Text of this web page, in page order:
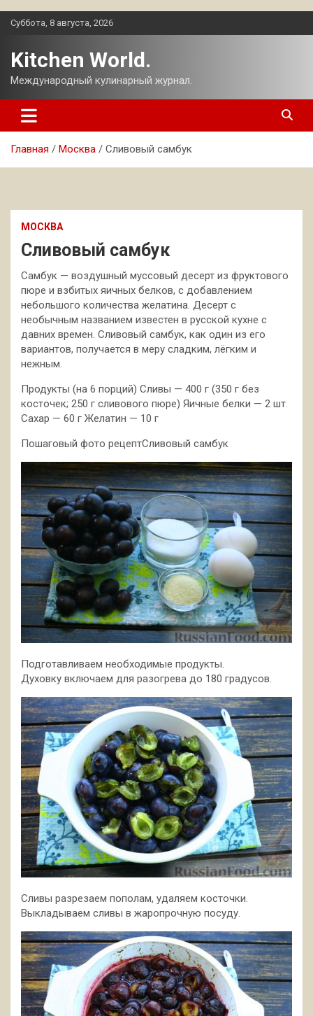
Перейти
Суббота, 8 августа, 2026
Kitchen World.
Международный кулинарный журнал.
Главная Москва Сливовый самбук
МОСКВА
Сливовый самбук
Самбук — воздушный муссовый десерт из фруктового
пюре и взбитых яичных белков, с добавлением
небольшого количества желатина. Десерт с
необычным названием известен в русской кухне с
давних времен. Сливовый самбук, как один из его
вариантов, получается в меру сладким, лёгким и
нежным.
Продукты (на 6 порций) Сливы — 400 г (350 г без
косточек; 250 г сливового пюре) Яичные белки — 2 шт.
Сахар — 60 г Желатин — 10 г
Пошаговый фото рецептСливовый самбук
Подготавливаем необходимые продукты.
Духовку включаем для разогрева до 180 градусов.
Сливы разрезаем пополам, удаляем косточки.
Выкладываем сливы в жаропрочную посуду.